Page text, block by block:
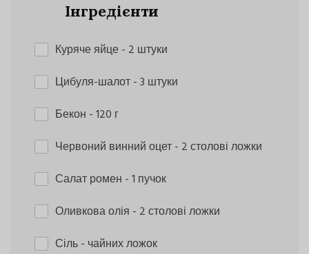
Інгредієнти
Куряче яйце- 2 штуки
Цибуля-шалот- 3 штуки
Бекон - 120 г
Червоний винний оцет- 2 столові ложки
Салат ромен - 1 пучок
Оливкова олія - 2 столові ложки
Сіль- чайних ложок